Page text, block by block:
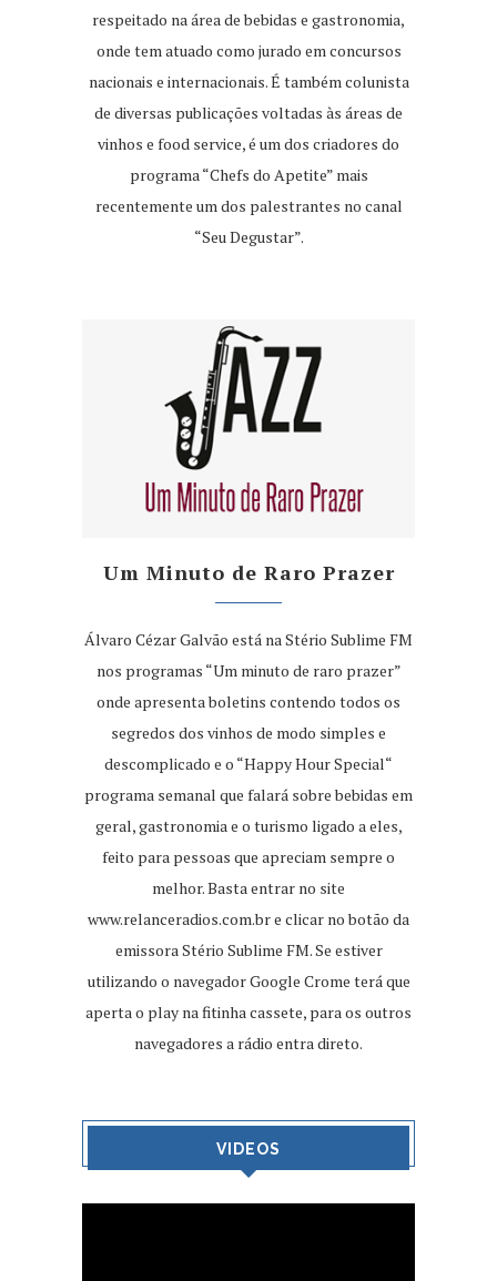
respeitado na área de bebidas e gastronomia,
onde tem atuado como jurado em concursos
nacionais e internacionais. É também colunista
de diversas publicações voltadas às áreas de
vinhos e food service, é um dos criadores do
programa “Chefs do Apetite” mais
recentemente um dos palestrantes no canal
“Seu Degustar”.
Um Minuto de Raro Prazer
Álvaro Cézar Galvão está na Stério Sublime FM
nos programas “Um minuto de raro prazer”
onde apresenta boletins contendo todos os
segredos dos vinhos de modo simples e
descomplicado e o “Happy Hour Special“
programa semanal que falará sobre bebidas em
geral, gastronomia e o turismo ligado a eles,
feito para pessoas que apreciam sempre o
melhor. Basta entrar no site
www.relanceradios.com.bre clicar no botão da
emissora Stério Sublime FM. Se estiver
utilizando o navegador Google Crome terá que
aperta o play na fitinha cassete, para os outros
navegadores a rádio entra direto.
VIDEOS